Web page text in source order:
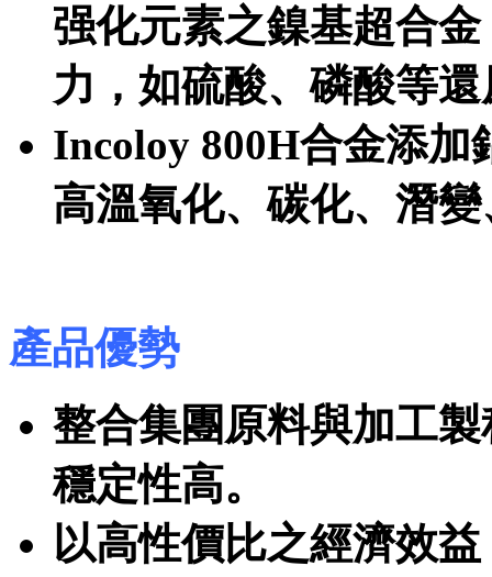
强化元素之鎳基超合
力，如硫酸、磷酸等
Incoloy 800H合金添
高溫氧化、碳化、潛
產品優勢
整合集團原料與加工
穩定性高。
以高性價比之經濟效